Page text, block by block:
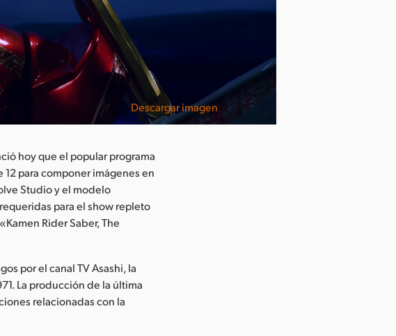
Descargar imagen
hoy que el popular programa
para componer imágenes en
Studio y el modelo
para el show repleto
Rider Saber, The
por el canal TV Asashi, la
La producción de la última
relacionadas con la